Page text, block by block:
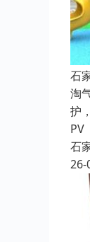
石
淘
护
PV
石
26-